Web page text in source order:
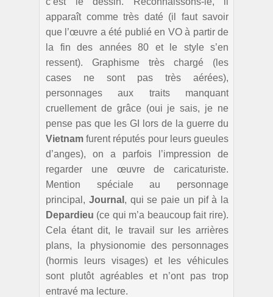
apparaît comme très daté (il faut savoir
que l’œuvre a été publié en VO à partir de
la fin des années 80 et le style s’en
ressent). Graphisme très chargé (les
cases ne sont pas très aérées),
personnages aux traits manquant
cruellement de grâce (oui je sais, je ne
pense pas que les GI lors de la guerre du
Vietnam furent réputés pour leurs gueules
d’anges), on a parfois l’impression de
regarder une œuvre de caricaturiste.
Mention spéciale au personnage
principal, Journal , qui se paie un pif à la
Depardieu (ce qui m’a beaucoup fait rire).
Cela étant dit, le travail sur les arrières
plans, la physionomie des personnages
(hormis leurs visages) et les véhicules
sont plutôt agréables et n’ont pas trop
entravé ma lecture.